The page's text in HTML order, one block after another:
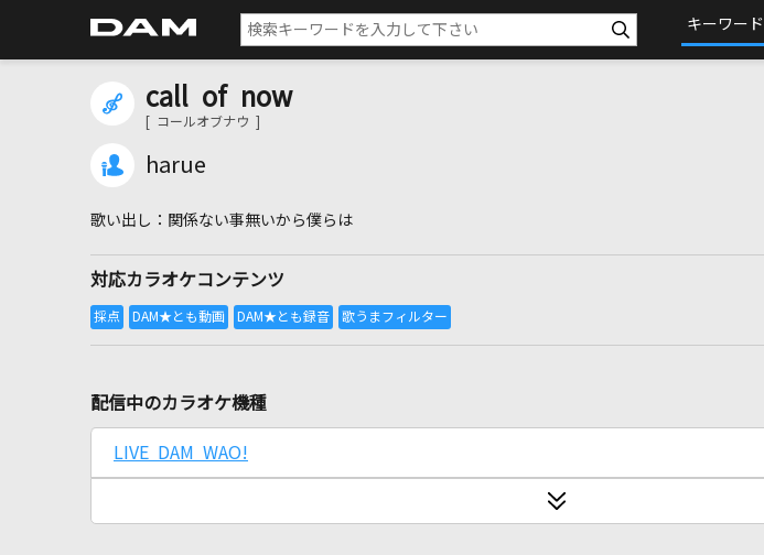
キーワード
call of now
[ コールオブナウ ]
harue
関係ない事無いから僕らは
対応カラオケコンテンツ
配信中のカラオケ機種
LIVE DAM WAO!